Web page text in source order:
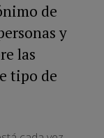
de
y
las
tipo de